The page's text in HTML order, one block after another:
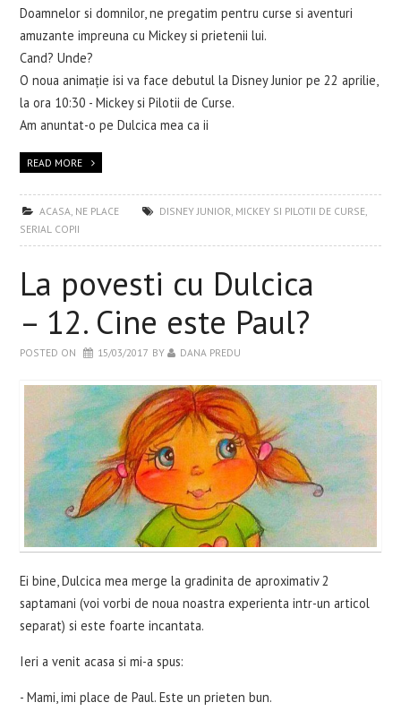
Doamnelor si domnilor, ne pregatim pentru curse si aventuri
amuzante impreuna cu Mickey si prietenii lui.
Cand? Unde?
O noua animație isi va face debutul la Disney Junior pe 22 aprilie,
la ora 10:30 - Mickey si Pilotii de Curse.
Am anuntat-o pe Dulcica mea ca ii
READ MORE
ACASA NE PLACE DISNEY JUNIOR MICKEY SI PILOTII DE CURSE
SERIAL COPII
La povesti cu Dulcica
– 12. Cine este Paul?
POSTED ON 15/03/2017 BY DANA PREDU
Ei bine, Dulcica mea merge la gradinita de aproximativ 2
saptamani (voi vorbi de noua noastra experienta intr-un articol
separat) si este foarte incantata.
Ieri a venit acasa si mi-a spus:
- Mami, imi place de Paul. Este un prieten bun.